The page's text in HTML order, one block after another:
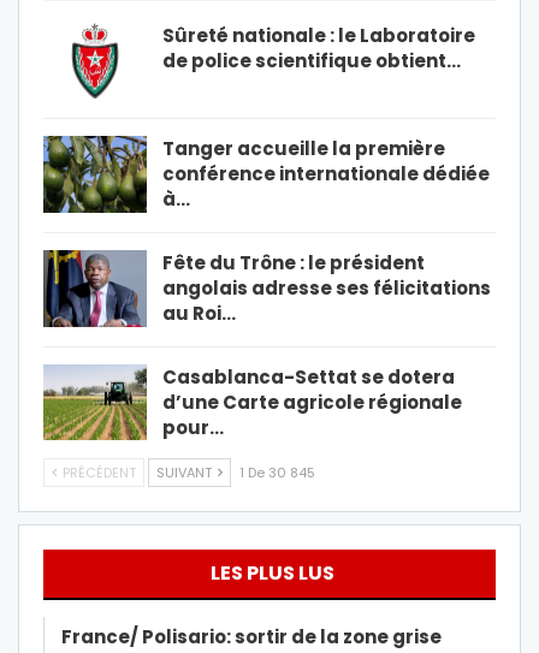
Sûreté nationale : le Laboratoire
de police scientifique obtient…
Tanger accueille la première
conférence internationale dédiée
à…
Fête du Trône : le président
angolais adresse ses félicitations
au Roi…
Casablanca-Settat se dotera
d’une Carte agricole régionale
pour…
PRÉCÉDENT SUIVANT 1 De 30 845
LES PLUS LUS
France/ Polisario: sortir de la zone grise